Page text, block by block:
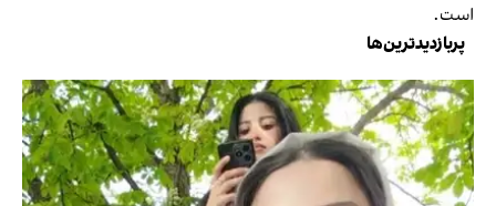
است.
پربازدیدترین‌ها